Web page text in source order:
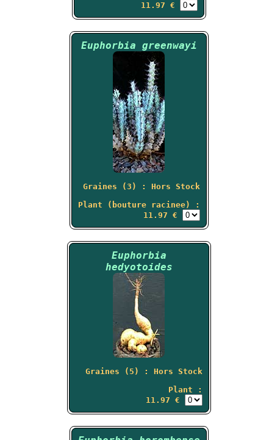
11.97 €
Euphorbia greenwayi
Graines (3) : Hors Stock
Plant (bouture racinee) :
11.97 €
Euphorbia
hedyotoides
Graines (5) : Hors Stock
Plant :
11.97 €